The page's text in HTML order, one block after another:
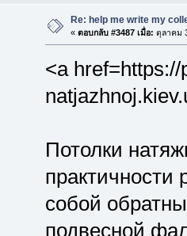
Re: help me write my
« ตอบกลับ #3487 เมื่อ: ตุลาคม
<a
Потолки
практичности
собой
подвесной